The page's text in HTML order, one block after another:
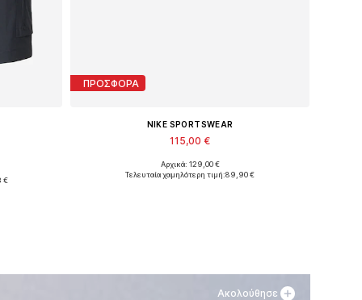
€
ΠΡΟΣΦΟΡΑ
NIKE SPORTSWEAR
115,00 €
Διαθέσιμο σε πολλά μεγέθη
Αρχικά: 129,00 €
Τελευταία χαμηλότερη τιμή:89,90 €
Ακολούθησε